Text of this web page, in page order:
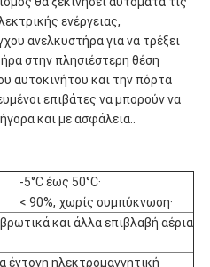
ενέργειας,
ανελκυστήρα για να τρέξει
στην πλησιέστερη θέση
αυτοκινήτου και την πόρτα
επιβάτες να μπορούν να
και με ασφάλεια..
-5°C έως 50°C·
< 90%, χωρίς συμπύκνωση·
και άλλα επιβλαβή αέρια
έντονη ηλεκτρομαγνητική